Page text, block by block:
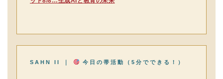
SAHN II ｜ 今日の帯活動（5分でできる！）